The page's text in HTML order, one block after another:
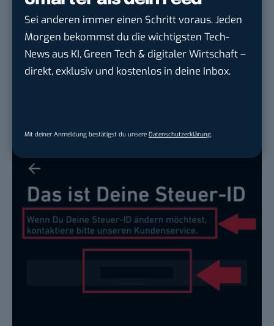
Sei anderen immer einen Schritt voraus. Jeden
Morgen bekommst du die wichtigsten Tech-
News aus KI, Green Tech & digitaler Wirtschaft –
direkt, exklusiv und kostenlos in deine Inbox.
Mit deiner Anmeldung bestätigst du unsere Datenschutzerklärung.
hinterlegen. Diese findest du beispielsweise auf
deiner Gehaltsabrechnung oder deiner
Lohnsteuerbescheinigung.
Falls du deine hinterlegte Steuer-ID ändern
möchtest oder du andere Fragen hast, kannst du